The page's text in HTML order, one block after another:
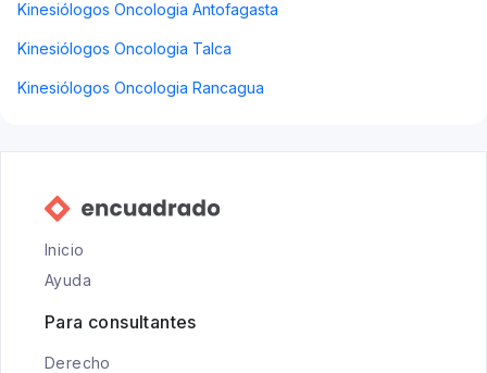
Kinesiólogos Oncologia Antofagasta
Kinesiólogos Oncologia Talca
Kinesiólogos Oncologia Rancagua
Inicio
Ayuda
Para consultantes
Derecho